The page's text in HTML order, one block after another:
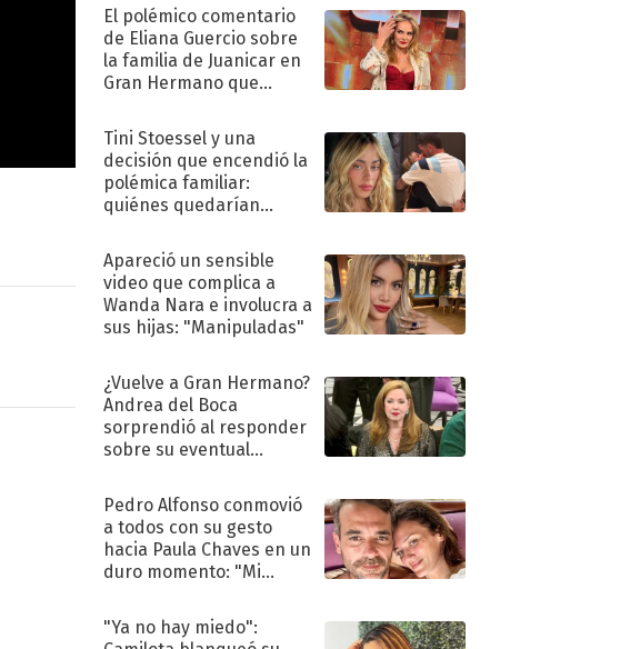
El polémico comentario
de Eliana Guercio sobre
la familia de Juanicar en
Gran Hermano que
Tini Stoessel y una
decisión que encendió la
polémica familiar:
quiénes quedarían
Apareció un sensible
video que complica a
Wanda Nara e involucra a
sus hijas: "Manipuladas"
¿Vuelve a Gran Hermano?
Andrea del Boca
sorprendió al responder
sobre su eventual
Pedro Alfonso conmovió
a todos con su gesto
hacia Paula Chaves en un
duro momento: "Mi
terapéutico"
"Ya no hay miedo":